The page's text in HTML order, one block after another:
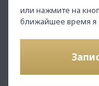
или нажмите на
ближайшее время я